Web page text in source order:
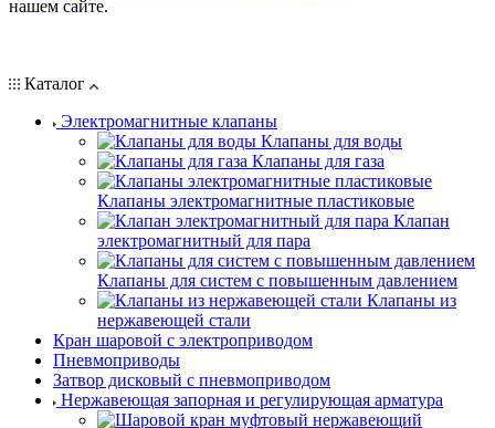
нашем сайте.
Каталог
Электромагнитные клапаны
Клапаны для воды
Клапаны для газа
Клапаны электромагнитные пластиковые
Клапан
электромагнитный для пара
Клапаны для систем с повышенным давлением
Клапаны из
нержавеющей стали
Кран шаровой с электроприводом
Пневмоприводы
Затвор дисковый с пневмоприводом
Нержавеющая запорная и регулирующая арматура